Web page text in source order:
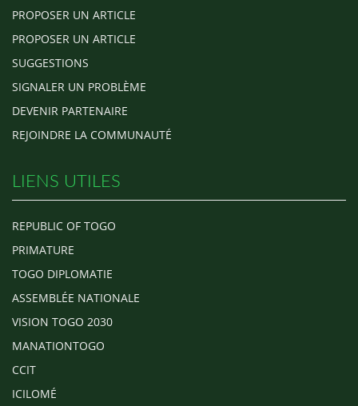
PROPOSER UN ARTICLE
PROPOSER UN ARTICLE
SUGGESTIONS
SIGNALER UN PROBLÈME
DEVENIR PARTENAIRE
REJOINDRE LA COMMUNAUTÉ
LIENS UTILES
REPUBLIC OF TOGO
PRIMATURE
TOGO DIPLOMATIE
ASSEMBLÉE NATIONALE
VISION TOGO 2030
MANATIONTOGO
CCIT
ICILOMÉ